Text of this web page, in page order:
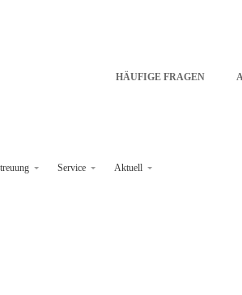
HÄUFIGE FRAGEN
Service Aktuell